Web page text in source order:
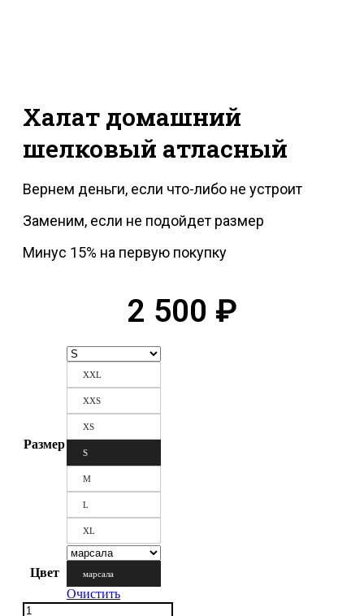
Халат домашний
шелковый атласный
Вернем деньги, если что-либо не устроит
Заменим, если не подойдет размер
Минус 15% на первую покупку
2 500 ₽
Размер
XXL
XXS
XS
S
M
L
XL
Цвет марсала
Очистить
Количество